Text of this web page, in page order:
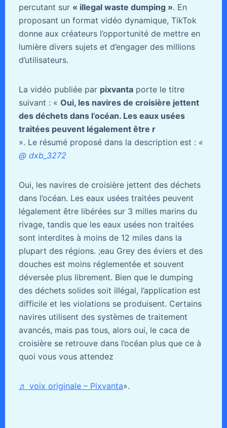
percutant sur « illegal waste dumping ». En
proposant un format vidéo dynamique, TikTok
donne aux créateurs l’opportunité de mettre en
lumière divers sujets et d’engager des millions
d’utilisateurs.
La vidéo publiée par pixvantaporte le titre
suivant : « Oui, les navires de croisière jettent
des déchets dans l’océan. Les eaux usées
traitées peuvent légalement être r
». Le résumé proposé dans la description est : «
@ dxb_3272
Oui, les navires de croisière jettent des déchets
dans l’océan. Les eaux usées traitées peuvent
légalement être libérées sur 3 milles marins du
rivage, tandis que les eaux usées non traitées
sont interdites à moins de 12 miles dans la
plupart des régions. ;eau Grey des éviers et des
douches est moins réglementée et souvent
déversée plus librement. Bien que le dumping
des déchets solides soit illégal, l’application est
difficile et les violations se produisent. Certains
navires utilisent des systèmes de traitement
avancés, mais pas tous, alors oui, le caca de
croisière se retrouve dans l’océan plus que ce à
quoi vous vous attendez
♬ voix originale – Pixvanta».